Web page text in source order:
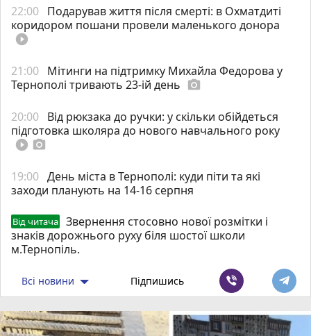
22:00 Подарував життя після смерті: в Охматдиті
коридором пошани провели маленького донора
play_circle_filled
21:00 Мітинги на підтримку Михайла Федорова у
Тернополі тривають 23-ій день photo_camera
20:00 Від рюкзака до ручки: у скільки обійдеться
підготовка школяра до нового навчального року
play_circle_filled photo_camera
19:00 День міста в Тернополі: куди піти та які
заходи планують на 14-16 серпня
Від читача
Звернення стосовно нової розмітки і
знаків дорожнього руху біля шостої школи
м.Тернопіль.
Всі новини Підпишись